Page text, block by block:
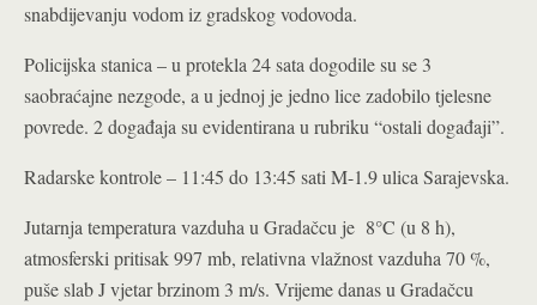
snabdijevanju vodom iz gradskog vodovoda.
Policijska stanica – u protekla 24 sata dogodile su se 3
saobraćajne nezgode, a u jednoj je jedno lice zadobilo tjelesne
povrede. 2 događaja su evidentirana u rubriku “ostali događaji”.
Radarske kontrole – 11:45 do 13:45 sati M-1.9 ulica Sarajevska.
Jutarnja temperatura vazduha u Gradačcu je 8°C (u 8 h),
atmosferski pritisak 997 mb, relativna vlažnost vazduha 70 %,
puše slab J vjetar brzinom 3 m/s. Vrijeme danas u Gradačcu